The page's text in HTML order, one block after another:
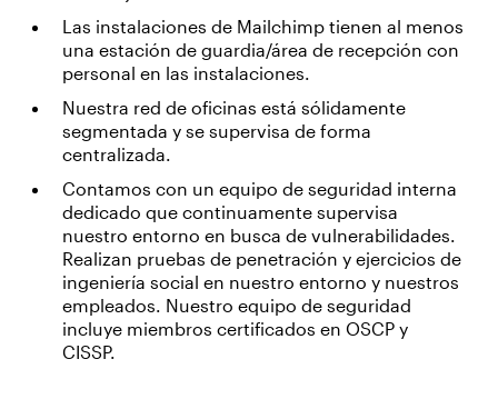
Las instalaciones de Mailchimp tienen al menos
una estación de guardia/área de recepción con
personal en las instalaciones.
Nuestra red de oficinas está sólidamente
segmentada y se supervisa de forma
centralizada.
Contamos con un equipo de seguridad interna
dedicado que continuamente supervisa
nuestro entorno en busca de vulnerabilidades.
Realizan pruebas de penetración y ejercicios de
ingeniería social en nuestro entorno y nuestros
empleados. Nuestro equipo de seguridad
incluye miembros certificados en OSCP y
CISSP.